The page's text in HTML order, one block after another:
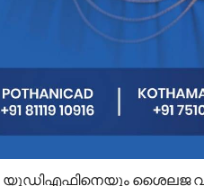
യുഡിഎഫിനെയും ശൈലജ